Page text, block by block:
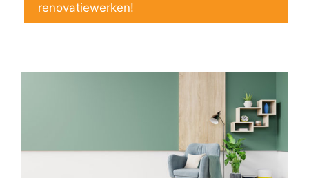
renovatiewerken!